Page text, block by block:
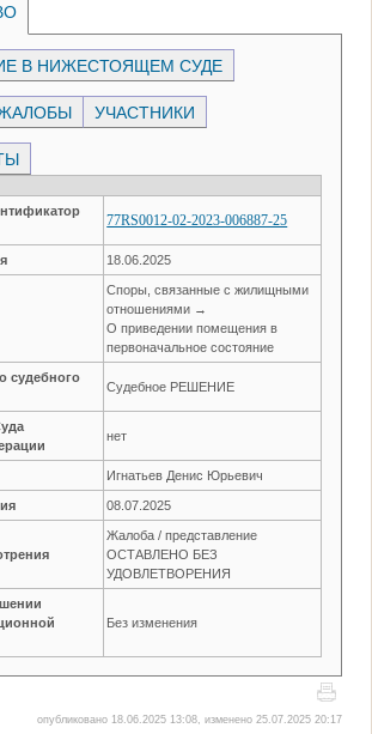
В НИЖЕСТОЯЩЕМ СУДЕ
УЧАСТНИКИ
77RS0012-02-2023-006887-25
18.06.2025
Споры, связанные с жилищными
отношениями →
О приведении помещения в
первоначальное состояние
судебного
Судебное РЕШЕНИЕ
нет
Игнатьев Денис Юрьевич
08.07.2025
Жалоба / представление
ОСТАВЛЕНО БЕЗ
УДОВЛЕТВОРЕНИЯ
Без изменения
опубликовано 18.06.2025 13:08, изменено 25.07.2025 20:17